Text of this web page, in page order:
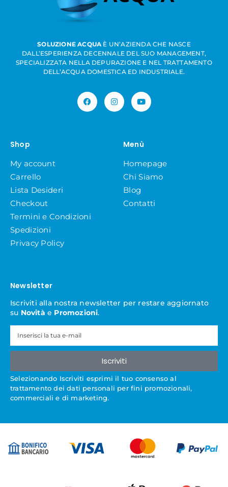
SOLUZIONE ACQUA È UN’AZIENDA CHE NASCE
DALL’ESPERIENZA DECENNALE DEL SUO MANAGEMENT,
SPECIALIZZATA NELLA DEPURAZIONE E NEL TRATTAMENTO
DELL’ACQUA DOMESTICA ED INDUSTRIALE.
Shop
My account
Carrello
Lista Desideri
Checkout
Termini e Condizioni
Spedizioni
Privacy Policy
Menù
Homepage
Chi Siamo
Blog
Contatti
Newsletter
Iscriviti alla nostra newsletter per restare aggiornato
su Novità e Promozioni.
Iscriviti
Selezionando Iscriviti esprimi il tuo consenso al
trattamento dei dati personali per fini promozionali,
commerciali e di marketing.